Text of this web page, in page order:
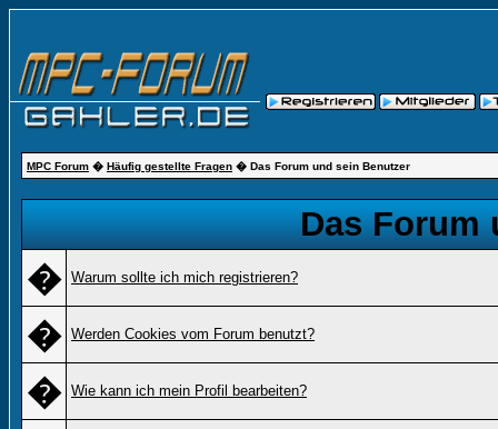
MPC Forum � Häufig gestellte Fragen � Das Forum und sein Benutzer
Das Forum
� Warum sollte ich mich registrieren?
� Werden Cookies vom Forum benutzt?
� Wie kann ich mein Profil bearbeiten?